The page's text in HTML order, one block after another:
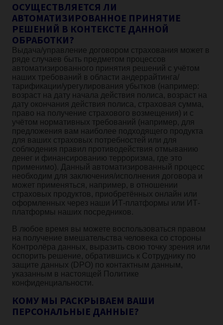
ОСУЩЕСТВЛЯЕТСЯ ЛИ
АВТОМАТИЗИРОВАННОЕ ПРИНЯТИЕ
РЕШЕНИЙ В КОНТЕКСТЕ ДАННОЙ
ОБРАБОТКИ?
Выдача/управление договором страхования может в
ряде случаев быть предметом процессов
автоматизированного принятия решений с учётом
наших требований в области андеррайтинга/
тарификации/урегулирования убытков (например:
возраст на дату начала действия полиса, возраст на
дату окончания действия полиса, страховая сумма,
право на получение страхового возмещения) и с
учётом нормативных требований (например, для
предложения вам наиболее подходящего продукта
для ваших страховых потребностей или для
соблюдения правил противодействия отмыванию
денег и финансированию терроризма, где это
применимо). Данный автоматизированный процесс
необходим для заключения/исполнения договора и
может применяться, например, в отношении
страховых продуктов, приобретённых онлайн или
оформленных через наши ИТ-платформы или ИТ-
платформы наших посредников.
В любое время вы можете воспользоваться правом
на получение вмешательства человека со стороны
Контролёра данных, выразить свою точку зрения или
оспорить решение, обратившись к Сотруднику по
защите данных (DPO) по контактным данным,
указанным в настоящей Политике
конфиденциальности.
КОМУ МЫ РАСКРЫВАЕМ ВАШИ
ПЕРСОНАЛЬНЫЕ ДАННЫЕ?